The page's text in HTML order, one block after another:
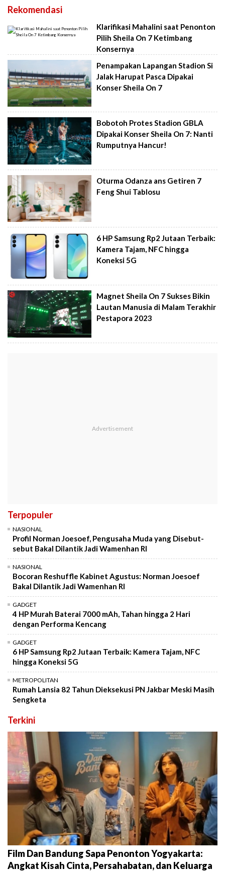
Rekomendasi
Klarifikasi Mahalini saat Penonton
Pilih Sheila On 7 Ketimbang
Konsernya
Penampakan Lapangan Stadion Si
Jalak Harupat Pasca Dipakai
Konser Sheila On 7
Bobotoh Protes Stadion GBLA
Dipakai Konser Sheila On 7: Nanti
Rumputnya Hancur!
Oturma Odanza ans Getiren 7
Feng Shui Tablosu
6 HP Samsung Rp2 Jutaan Terbaik:
Kamera Tajam, NFC hingga
Koneksi 5G
Magnet Sheila On 7 Sukses Bikin
Lautan Manusia di Malam Terakhir
Pestapora 2023
Terpopuler
NASIONAL
Profil Norman Joesoef, Pengusaha Muda yang Disebut-
sebut Bakal Dilantik Jadi Wamenhan RI
NASIONAL
Bocoran Reshuffle Kabinet Agustus: Norman Joesoef
Bakal Dilantik Jadi Wamenhan RI
GADGET
4 HP Murah Baterai 7000 mAh, Tahan hingga 2 Hari
dengan Performa Kencang
GADGET
6 HP Samsung Rp2 Jutaan Terbaik: Kamera Tajam, NFC
hingga Koneksi 5G
METROPOLITAN
Rumah Lansia 82 Tahun Dieksekusi PN Jakbar Meski Masih
Sengketa
Terkini
Film Dan Bandung Sapa Penonton Yogyakarta:
Angkat Kisah Cinta, Persahabatan, dan Keluarga